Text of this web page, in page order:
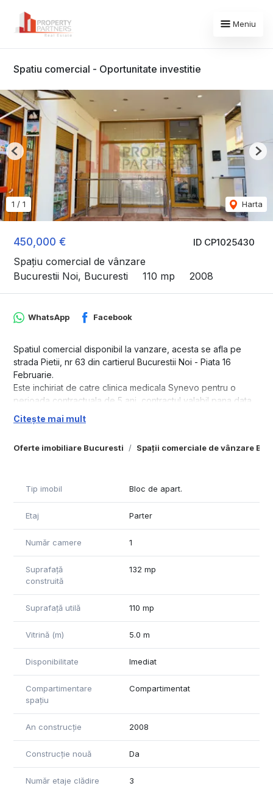
Meniu
Spatiu comercial - Oportunitate investitie
ID CP1025430
450,000 €
Spațiu comercial de vânzare
Bucurestii Noi, Bucuresti
110 mp 2008
1 / 1 Harta
Previous
Oferte imobiliare Bucuresti Spații comerciale de vânzare
WhatsApp Facebook
Spatiul comercial disponibil la vanzare, acesta se afla pe
strada Pietii, nr 63 din cartierul Bucurestii Noi - Piata 16
Februarie.
Este inchiriat de catre clinica medicala Synevo pentru o
perioada contractuala de 5 ani, contractul valabil pana data
de 17- Iunie -2024, iar intelegerea dintre proprietar si chirias,
verbala, este ca la expirarea contractului sa se prelungeasca
vanzarii, astfel noul proprietar sa poata mentine/notifca
Termenii financiari:
- pret vanzare: 450.000 Euro, negociabil, proprietar
Citește mai mult
Tip imobil Bloc de apart.
Etaj Parter
Număr camere 1
Suprafață
construită
132 mp
Suprafață utilă 110 mp
Vitrină (m) 5.0 m
Disponibilitate Imediat
Compartimentare
spațiu
Compartimentat
An construcție 2008
Construcție nouă Da
Număr etaje clădire 3